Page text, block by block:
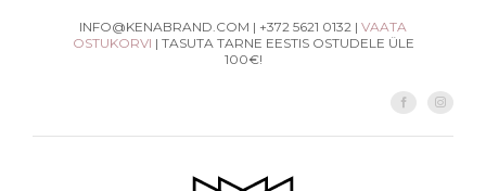
INFO@KENABRAND.COM | +372 5621 0132 | VAATA
OSTUKORVI | TASUTA TARNE EESTIS OSTUDELE ÜLE
100€!
Facebook